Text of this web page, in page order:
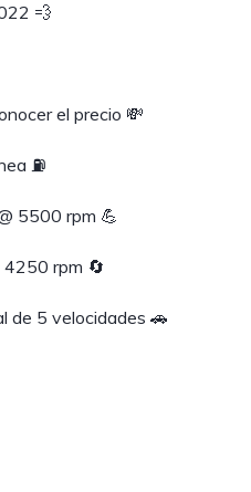
💨
el precio 💸
⛽️
5500 rpm 💪
4250 rpm 🔄
de 5 velocidades 🚗